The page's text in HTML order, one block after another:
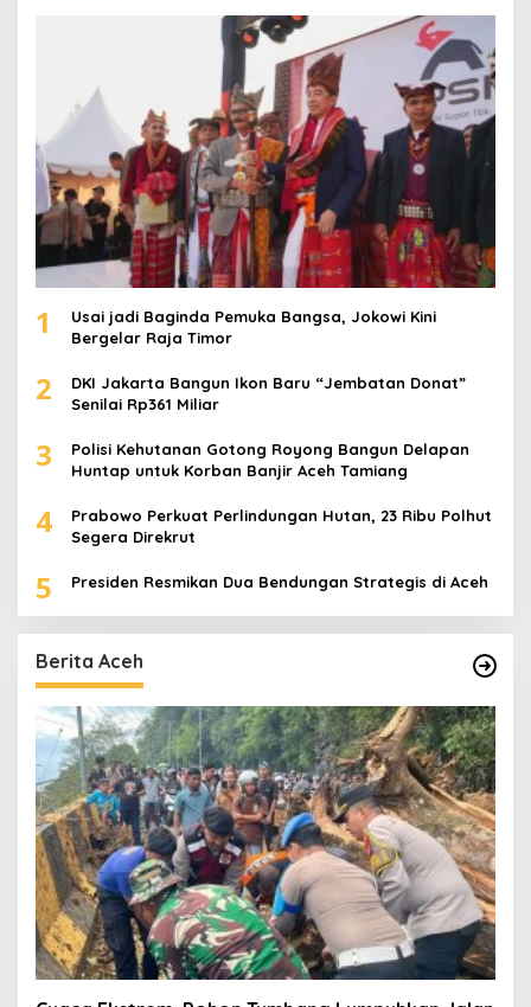
1
Usai jadi Baginda Pemuka Bangsa, Jokowi Kini
Bergelar Raja Timor
2
DKI Jakarta Bangun Ikon Baru “Jembatan Donat”
Senilai Rp361 Miliar
3
Polisi Kehutanan Gotong Royong Bangun Delapan
Huntap untuk Korban Banjir Aceh Tamiang
4
Prabowo Perkuat Perlindungan Hutan, 23 Ribu Polhut
Segera Direkrut
5 Presiden Resmikan Dua Bendungan Strategis di Aceh
Berita Aceh